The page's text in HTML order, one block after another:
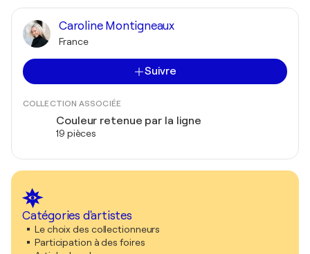
Caroline Montigneaux
France
Suivre
COLLECTION ASSOCIÉE
Couleur retenue par la ligne
19 pièces
Catégories d'artistes
Le choix des collectionneurs
Participation à des foires